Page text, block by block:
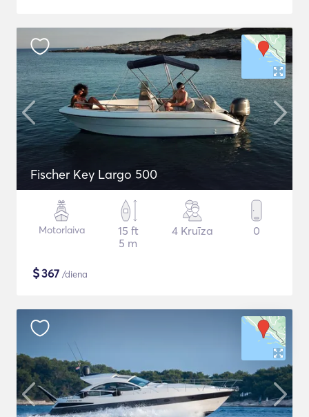
Fischer Key Largo 500
Motorlaiva
15 ft
5 m
4 Kruīza 0
$367 /diena